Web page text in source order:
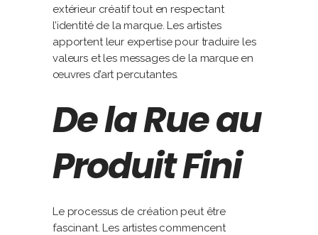
extérieur créatif tout en respectant
l’identité de la marque. Les artistes
apportent leur expertise pour traduire les
valeurs et les messages de la marque en
œuvres d’art percutantes.
De la Rue au
Produit Fini
Le processus de création peut être
fascinant. Les artistes commencent